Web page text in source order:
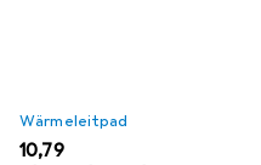
Wärmeleitpad
EUR
10,79